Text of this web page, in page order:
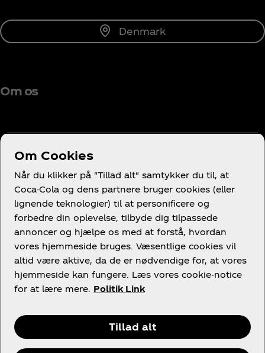
Denmark
Om os
Brug for hjælp?
Juridisk
Om Cookies
Når du klikker på "Tillad alt" samtykker du til, at
Coca-Cola og dens partnere bruger cookies (eller
lignende teknologier) til at personificere og
forbedre din oplevelse, tilbyde dig tilpassede
annoncer og hjælpe os med at forstå, hvordan
vores hjemmeside bruges. Væsentlige cookies vil
altid være aktive, da de er nødvendige for, at vores
hjemmeside kan fungere. Læs vores cookie-notice
for at lære mere. Politik Link
Tillad alt